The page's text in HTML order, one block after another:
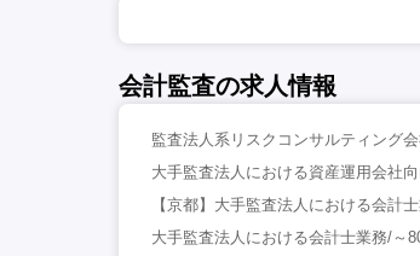
会計監査の求人情報
監査法人系リスクコンサルティング
大手監査法人における資産運用会社
【京都】大手監査法人における会計
大手監査法人における会計士業務/～